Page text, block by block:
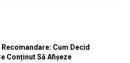
Cum Decid
Conținut Să Afișeze